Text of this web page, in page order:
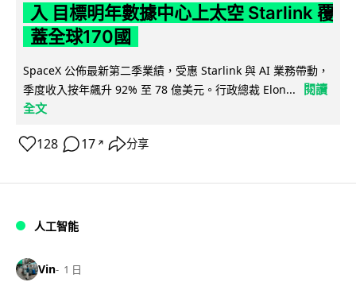
入 目標明年數據中心上太空 Starlink 覆
蓋全球170國
SpaceX 公佈最新第二季業績，受惠 Starlink 與 AI 業務帶動，
季度收入按年飆升 92% 至 78 億美元。行政總裁 Elon...
閱讀
全文
128 17 ↗ 分享
人工智能
Vin 1 日